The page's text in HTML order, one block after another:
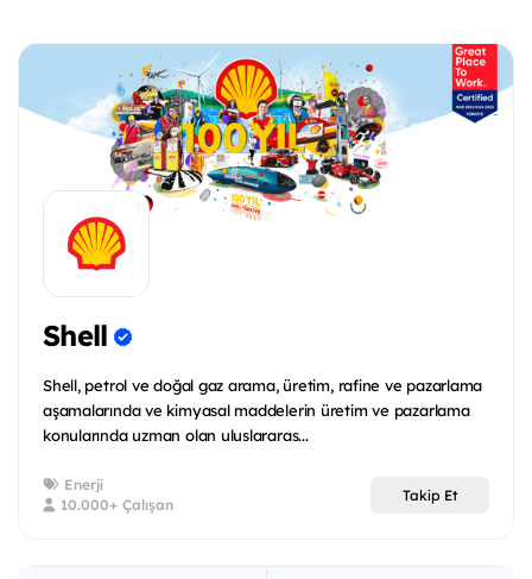
Shell
Shell, petrol ve doğal gaz arama, üretim, rafine ve pazarlama
aşamalarında ve kimyasal maddelerin üretim ve pazarlama
konularında uzman olan uluslararas...
Enerji
10.000+ Çalışan
Takip Et